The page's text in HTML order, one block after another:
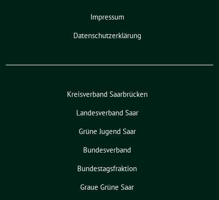
Impressum
Datenschutzerklärung
Kreisverband Saarbrücken
Landesverband Saar
Grüne Jugend Saar
Bundesverband
Bundestagsfraktion
Graue Grüne Saar